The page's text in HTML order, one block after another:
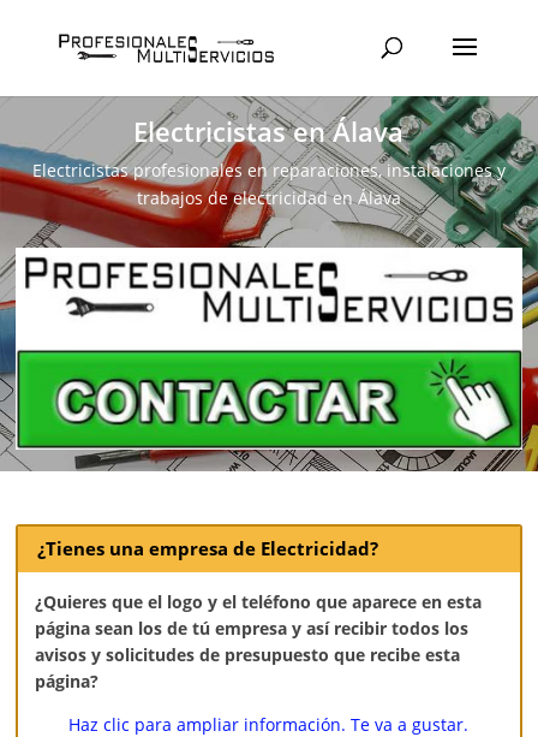
Electricistas en Álava
Electricistas profesionales en reparaciones, instalaciones y
trabajos de electricidad en Álava
¿Tienes una empresa de Electricidad?
¿Quieres que el logo y el teléfono que aparece en esta
página sean los de tú empresa y así recibir todos los
avisos y solicitudes de presupuesto que recibe esta
página?
Haz clic para ampliar información. Te va a gustar.